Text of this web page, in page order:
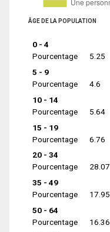
ÂGE DE LA POPULATION
0 - 4
Pourcentage
5.25
5 - 9
Pourcentage
4.6
10 - 14
Pourcentage
5.64
15 - 19
Pourcentage
6.76
20 - 34
Pourcentage
28.07
35 - 49
Pourcentage
17.95
50 - 64
Pourcentage
16.36